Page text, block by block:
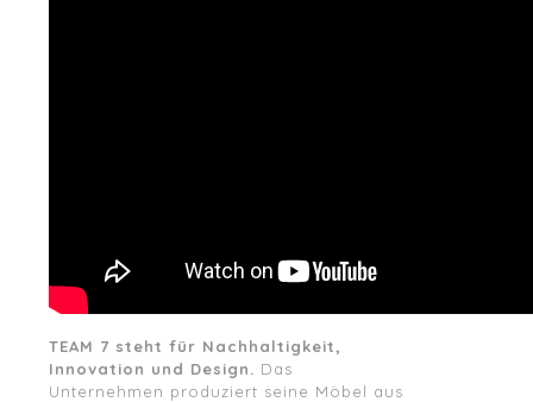
TEAM 7 steht für Nachhaltigkeit,
Innovation und Design. Das
Unternehmen produziert seine Möbel aus